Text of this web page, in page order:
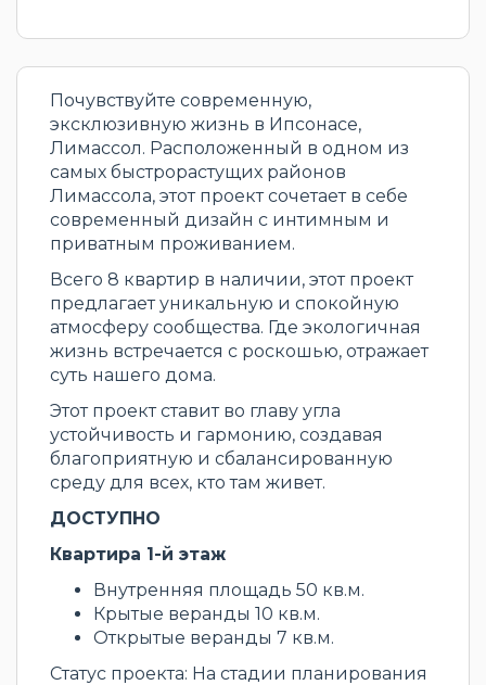
Почувствуйте современную,
эксклюзивную жизнь в Ипсонасе,
Лимассол. Расположенный в одном из
самых быстрорастущих районов
Лимассола, этот проект сочетает в себе
современный дизайн с интимным и
приватным проживанием.
Всего 8 квартир в наличии, этот проект
предлагает уникальную и спокойную
атмосферу сообщества. Где экологичная
жизнь встречается с роскошью, отражает
суть нашего дома.
Этот проект ставит во главу угла
устойчивость и гармонию, создавая
благоприятную и сбалансированную
среду для всех, кто там живет.
ДОСТУПНО
Квартира 1-й этаж
Внутренняя площадь 50 кв.м.
Крытые веранды 10 кв.м.
Открытые веранды 7 кв.м.
Статус проекта: На стадии планирования